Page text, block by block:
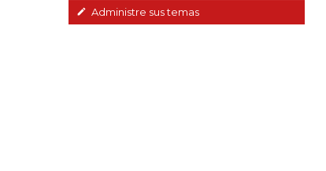
Administre sus temas